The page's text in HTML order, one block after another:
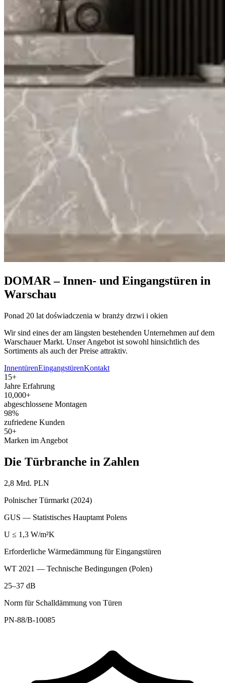
DOMAR – Innen- und Eingangstüren in
Warschau
Ponad 20 lat doświadczenia w branży drzwi i okien
Wir sind eines der am längsten bestehenden Unternehmen auf dem
Warschauer Markt. Unser Angebot ist sowohl hinsichtlich des
Sortiments als auch der Preise attraktiv.
InnentürenEingangstürenKontakt
15+
Jahre Erfahrung
10,000+
abgeschlossene Montagen
98%
zufriedene Kunden
50+
Marken im Angebot
Die Türbranche in Zahlen
2,8 Mrd. PLN
Polnischer Türmarkt (2024)
GUS — Statistisches Hauptamt Polens
U ≤ 1,3 W/m²K
Erforderliche Wärmedämmung für Eingangstüren
WT 2021 — Technische Bedingungen (Polen)
25–37 dB
Norm für Schalldämmung von Türen
PN-88/B-10085